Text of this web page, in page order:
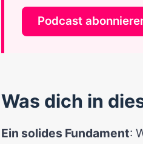
Podcast
Was dich in
Ein solides Fundament: